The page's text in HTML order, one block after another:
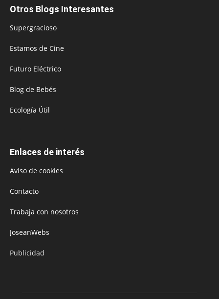
Otros Blogs Interesantes
Supergracioso
Estamos de Cine
Futuro Eléctrico
Blog de Bebés
Ecología Útil
Enlaces de interés
Aviso de cookies
Contacto
Trabaja con nosotros
JoseanWebs
Publicidad